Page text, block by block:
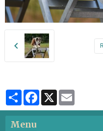
PartagerFacebook
Menu